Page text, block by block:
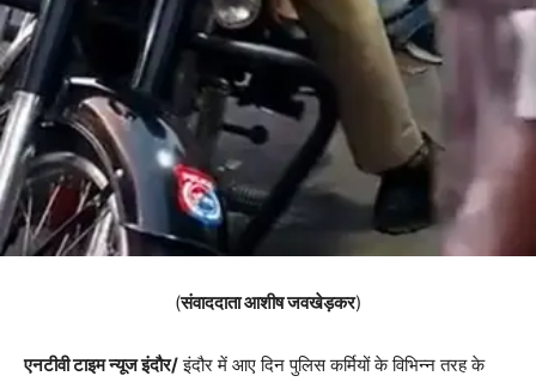
(संवाददाता आशीष जवखेड़कर)
एनटीवी टाइम न्यूज इंदौर/इंदौर में आए दिन पुलिस कर्मियों के विभिन्न तरह के